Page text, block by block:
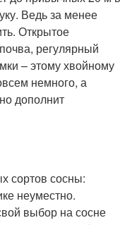
Ведь за менее
Открытое
регулярный
– этому хвойному
немного, а
дополнит
сортов сосны:
неуместно.
выбор на сосне